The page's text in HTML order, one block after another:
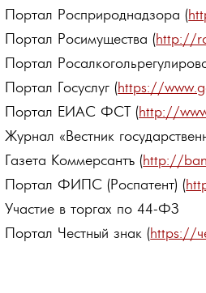
Портал Росприроднадзора (
Портал Росимущества (http://
Портал
Портал Госуслуг (https://
Портал ЕИАС ФСТ (http://
Журнал «Вестник
Газета Коммерсантъ (http://
Портал ФИПС (Роспатент) (
Участие в торгах по 44-ФЗ
Портал Честный знак (https://